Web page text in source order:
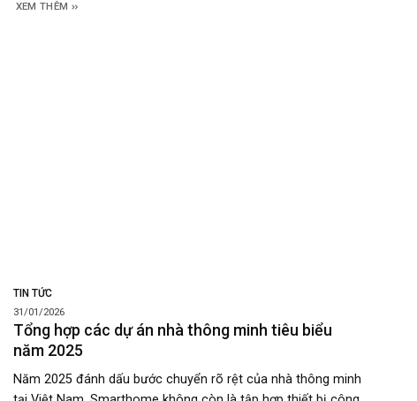
sáng lớn, mềm và đồng đều, tạo cảm giác không gian nhẹ và
XEM THÊM
TIN TỨC
31/01/2026
Tổng hợp các dự án nhà thông minh tiêu biểu
năm 2025
Năm 2025 đánh dấu bước chuyển rõ rệt của nhà thông minh